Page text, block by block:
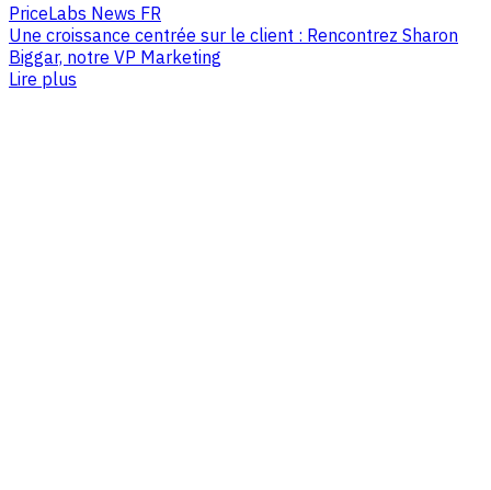
PriceLabs News FR
Une croissance centrée sur le client : Rencontrez Sharon
Biggar, notre VP Marketing
Lire plus